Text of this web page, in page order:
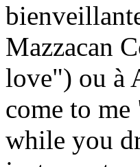
Mazzacan
love") ou à
come to
while you